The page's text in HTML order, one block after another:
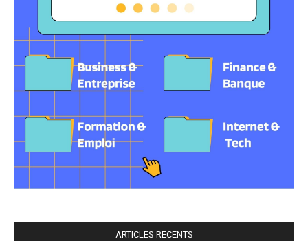
ARTICLES RECENTS